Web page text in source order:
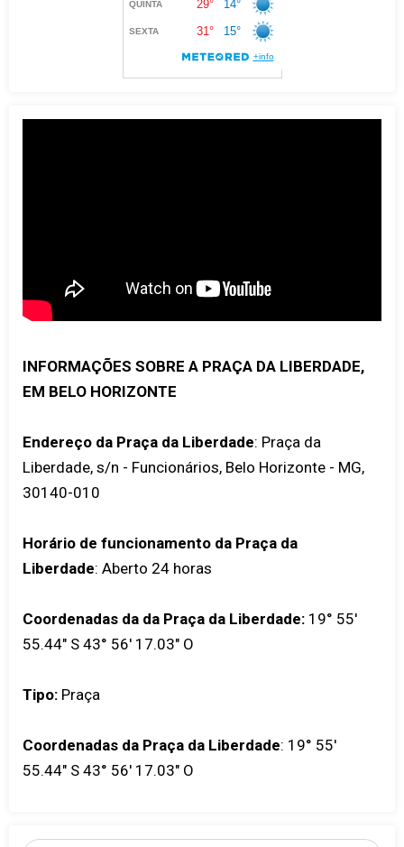
INFORMAÇÕES SOBRE A PRAÇA DA LIBERDADE,
EM BELO HORIZONTE
Endereço da Praça da Liberdade: Praça da
Liberdade, s/n - Funcionários, Belo Horizonte - MG,
30140-010
Horário de funcionamento da Praça da
Liberdade: Aberto 24 horas
Coordenadas da da Praça da Liberdade: 19° 55'
55.44" S 43° 56' 17.03" O
Tipo: Praça
Coordenadas da Praça da Liberdade: 19° 55'
55.44" S 43° 56' 17.03" O